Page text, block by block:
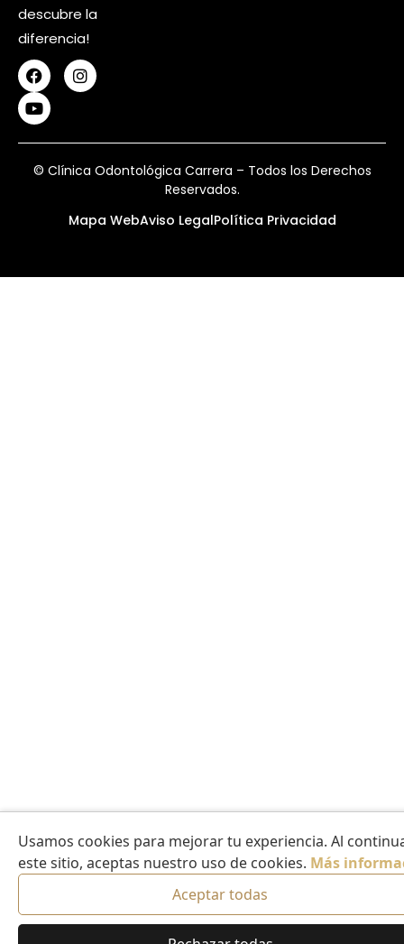
descubre la
diferencia!
© Clínica Odontológica Carrera – Todos los Derechos
Reservados.
Mapa WebAviso LegalPolítica Privacidad
Usamos cookies para mejorar tu experiencia. Al
este sitio, aceptas nuestro uso de cookies. Más
Aceptar todas